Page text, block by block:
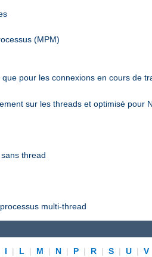
(MPM)
pour les connexions en cours de
sur les threads et optimisé pour
thread
multi-thread
I | L | M | N | P | R | S | U | V